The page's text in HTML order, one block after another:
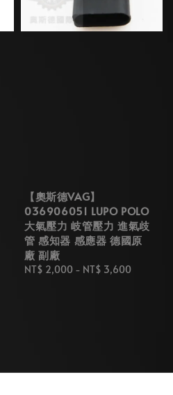
【奧斯德VAG】
036906051 LUPO POLO
大氣壓力 岐管壓力 進氣歧
管 感知器 感應器 德國原
廠 副廠
Regular
NT$ 2,000 - NT$ 3,600